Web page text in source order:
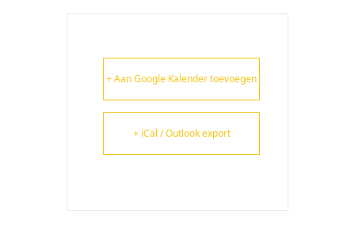
+ Aan Google Kalender toevoegen
+ iCal / Outlook export